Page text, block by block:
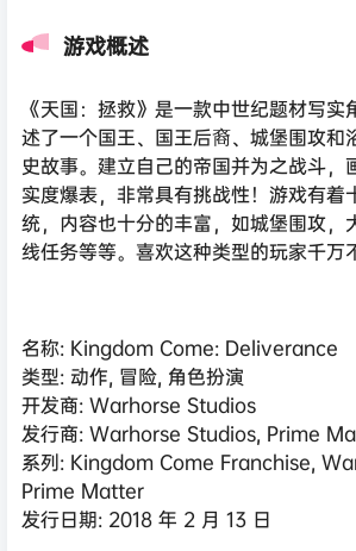
游戏概述
《天国：拯救》是一款中世纪题材写实
述了一个国王、国王后裔、城堡围攻和
史故事。建立自己的帝国并为之战斗，
实度爆表，非常具有挑战性！游戏有着
统，内容也十分的丰富，如城堡围攻，
线任务等等。喜欢这种类型的玩家千万
名称: Kingdom Come: Deliverance
类型: 动作, 冒险, 角色扮演
开发商: Warhorse Studios
发行商: Warhorse Studios, Prime
系列: Kingdom Come Franchise,
Prime Matter
发行日期: 2018 年 2 月 13 日